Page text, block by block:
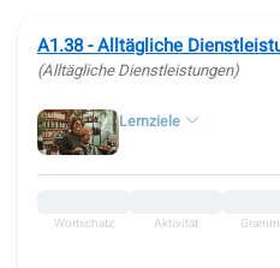
A1.38 - Alltägliche
(Alltägliche Dienstleistungen)
Lernziele
Wortschatz Aktivität